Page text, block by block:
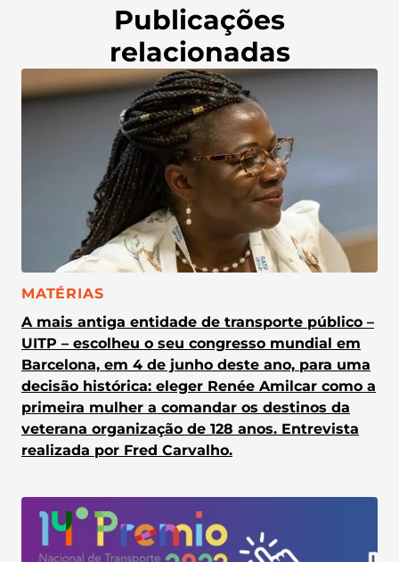
Publicações
relacionadas
CATEGORIA:
MATÉRIAS
A mais antiga entidade de transporte público –
UITP – escolheu o seu congresso mundial em
Barcelona, em 4 de junho deste ano, para uma
decisão histórica: eleger Renée Amilcar como a
primeira mulher a comandar os destinos da
veterana organização de 128 anos. Entrevista
realizada por Fred Carvalho.